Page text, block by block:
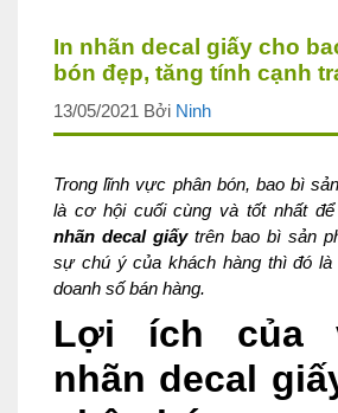
In nhãn decal giấy cho
bón đẹp, tăng tính cạnh
13/05/2021 Bởi Ninh
Trong lĩnh vực phân bón, bao bì
là cơ hội cuối cùng và tốt nhất
nhãn decal giấytrên bao bì sản
sự chú ý của khách hàng thì đó là
doanh số bán hàng.
Lợi ích của
nhãn decal